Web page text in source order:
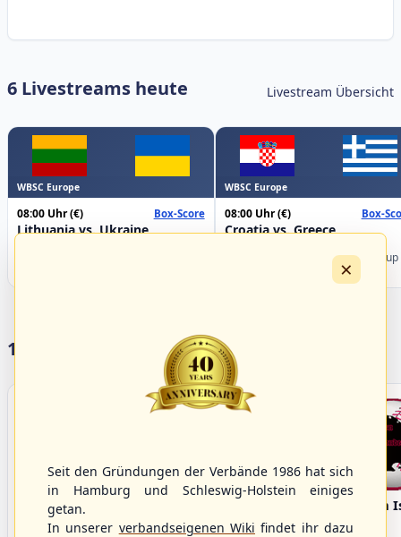
6 Livestreams heute Livestream Übersicht
WBSC Europe
08:00 Uhr(€) Box-Score
Lithuania vs. Ukraine
WBSC Europe
08:00 Uhr(€) Box-
Croatia vs. Greece
Championship B Pool 2026 - Group
17 Vereine im S/HBV
Bargenstedt
Beavers
Fehmarn
×
Seit den Gründungen der Verbände 1986 hat sich
in Hamburg und Schleswig-Holstein einiges
getan.
In unserer verbandseigenen Wiki findet ihr dazu